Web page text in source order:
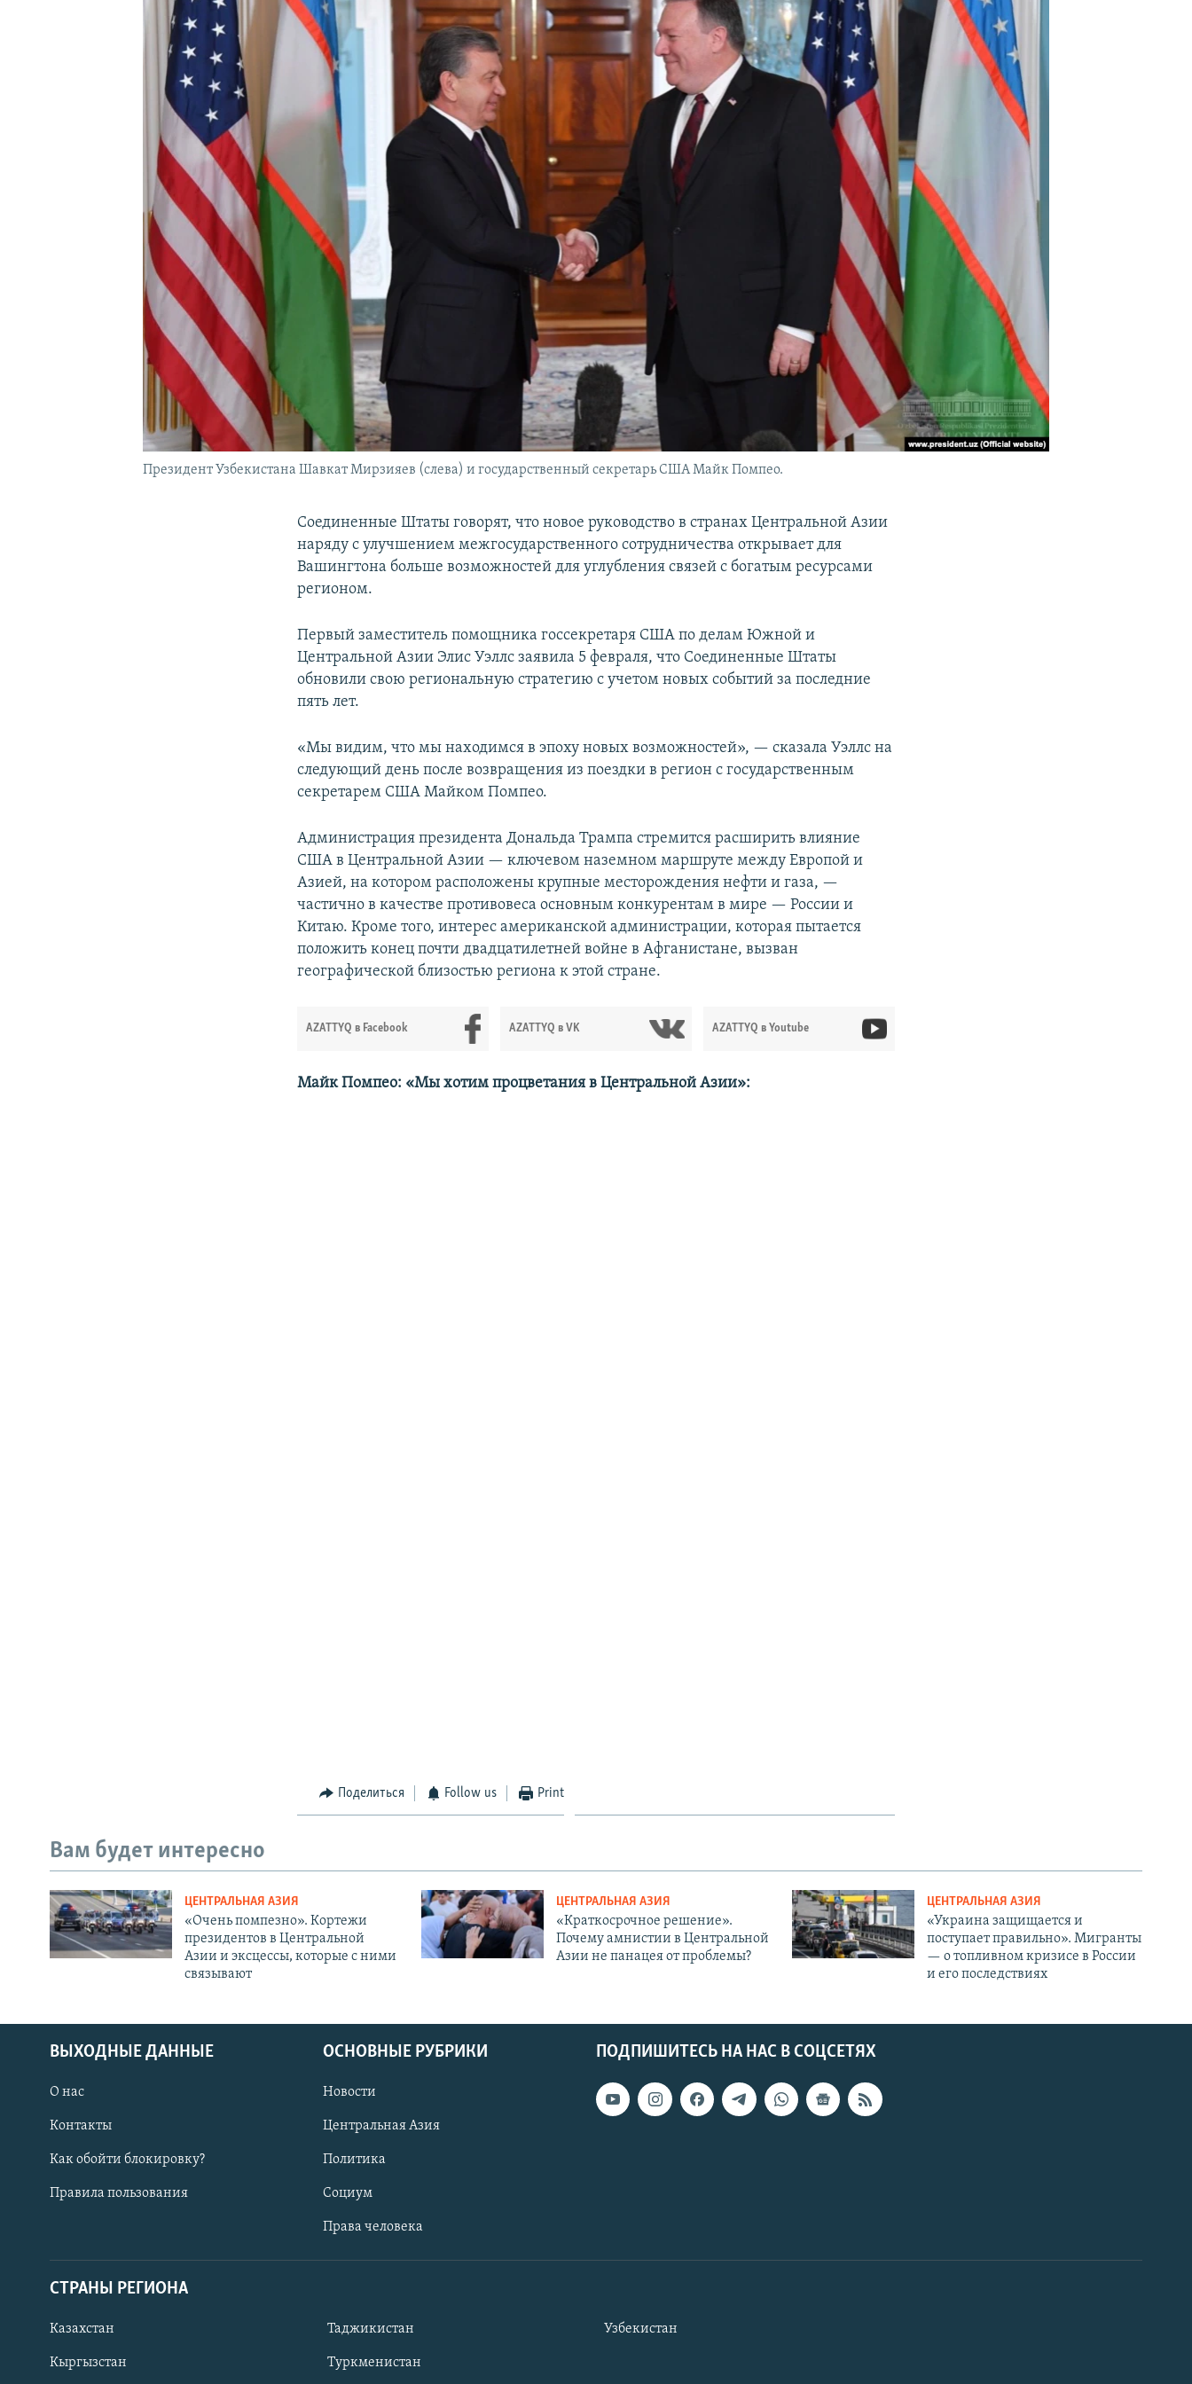
Президент Узбекистана Шавкат Мирзияев (слева) и государственный секретарь США Майк Помпео.
Соединенные Штаты говорят, что новое руководство в странах Центральной Азии
наряду с улучшением межгосударственного сотрудничества открывает для
Вашингтона больше возможностей для углубления связей с богатым ресурсами
регионом.
Первый заместитель помощника госсекретаря США по делам Южной и
Центральной Азии Элис Уэллс заявила 5 февраля, что Соединенные Штаты
обновили свою региональную стратегию с учетом новых событий за последние
пять лет.
«Мы видим, что мы находимся в эпоху новых возможностей», — сказала Уэллс на
следующий день после возвращения из поездки в регион с государственным
секретарем США Майком Помпео.
Администрация президента Дональда Трампа стремится расширить влияние
США в Центральной Азии — ключевом наземном маршруте между Европой и
Азией, на котором расположены крупные месторождения нефти и газа, —
частично в качестве противовеса основным конкурентам в мире — России и
Китаю. Кроме того, интерес американской администрации, которая пытается
положить конец почти двадцатилетней войне в Афганистане, вызван
географической близостью региона к этой стране.
AZATTYQ в Facebook AZATTYQ в VK AZATTYQ в Youtube
Майк Помпео: «Мы хотим процветания в Центральной Азии»:
Поделиться Follow us Print
Вам будет интересно
ЦЕНТРАЛЬНАЯ АЗИЯ
«Очень помпезно». Кортежи
президентов в Центральной
Азии и эксцессы, которые с ними
связывают
ЦЕНТРАЛЬНАЯ АЗИЯ
«Краткосрочное решение».
Почему амнистии в Центральной
Азии не панацея от проблемы?
ЦЕНТРАЛЬНАЯ АЗИЯ
«Украина защищается и
поступает правильно». Мигранты
— о топливном кризисе в России
и его последствиях
ПОДПИШИТЕСЬ НА НАС В СОЦСЕТЯХ
ВЫХОДНЫЕ ДАННЫЕ
О нас
Контакты
Как обойти блокировку?
Правила пользования
ОСНОВНЫЕ РУБРИКИ
Новости
Центральная Азия
Политика
Социум
Права человека
СТРАНЫ РЕГИОНА
Казахстан
Кыргызстан
Таджикистан
Туркменистан
Узбекистан